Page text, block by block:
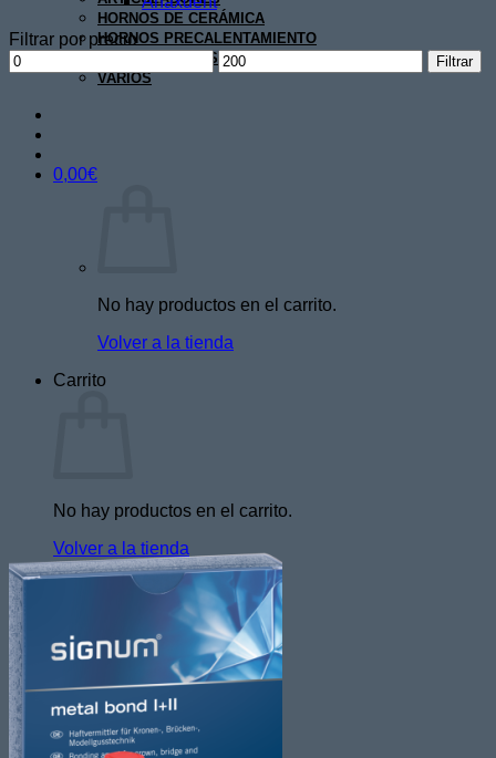
HORNOS DE CERÁMICA
HORNOS PRECALENTAMIENTO
MICROMOTORES
VARIOS
0,00€
No hay productos en el carrito.
Volver a la tienda
Carrito
No hay productos en el carrito.
Volver a la tienda
Filtrar por precio
Precio
mínimo
Precio
máximo
Filtrar